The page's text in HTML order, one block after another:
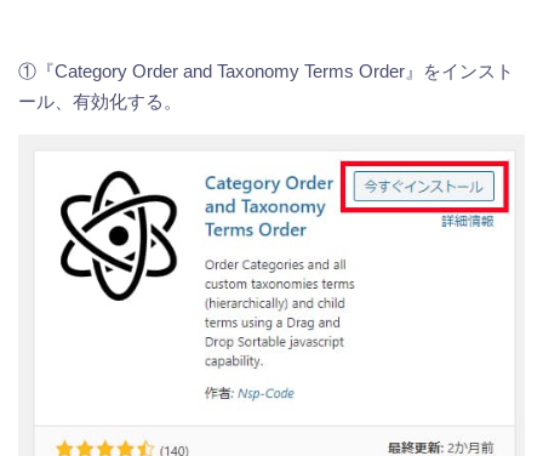
①『Category Order and Taxonomy Terms Order』をインスト
ール、有効化する。